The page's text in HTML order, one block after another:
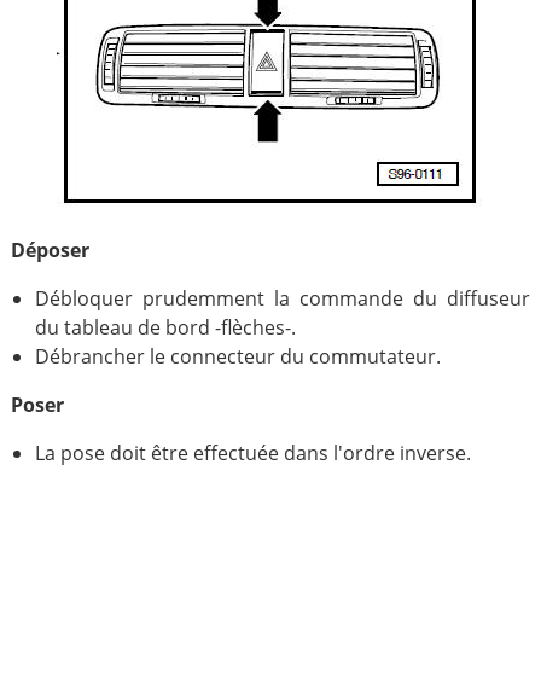
Déposer
Débloquer prudemment la commande du diffuseur
du tableau de bord -flèches-.
Débrancher le connecteur du commutateur.
Poser
La pose doit être effectuée dans l'ordre inverse.